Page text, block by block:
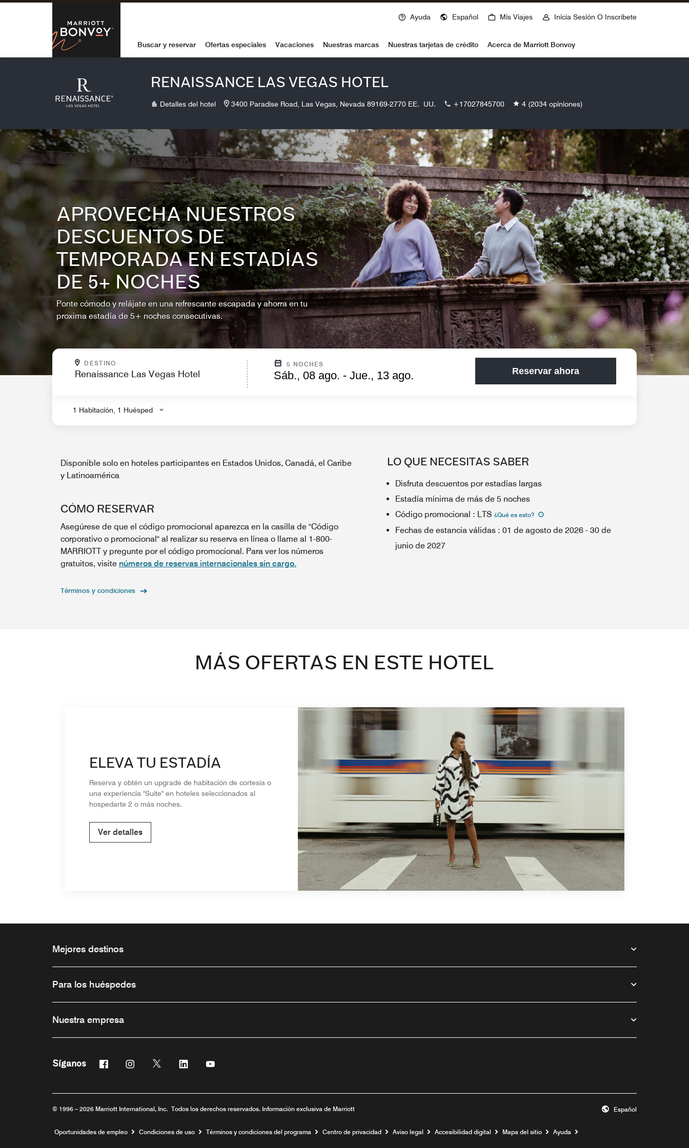
Skip to Content
Marriott Bonvoy
Ayuda Español Mis Viajes Inicia Sesión O Inscríbete
Buscar y reservar Ofertas especiales Vacaciones Nuestras marcas Nuestras tarjetas de crédito Acerca de Marriott Bonvoy
RENAISSANCE LAS VEGAS HOTEL
Detalles del hotel 3400 Paradise Road, Las Vegas, Nevada 89169-2770 EE. UU. +17027845700 4 (2034 opiniones)
APROVECHA NUESTROS
DESCUENTOS DE
TEMPORADA EN ESTADÍAS
DE 5+ NOCHES
Ponte cómodo y relájate en una refrescante escapada y ahorra en tu
proxima estadía de 5+ noches consecutivas.
DESTINO
.
5 NOCHES
Sáb., 08 ago. - Jue., 13 ago.
1 Habitación, 1 Huésped
Reservar ahora
Disponible solo en hoteles participantes en Estados Unidos, Canadá, el Caribe
y Latinoamérica
CÓMO RESERVAR
Asegúrese de que el código promocional aparezca en la casilla de "Código
corporativo o promocional" al realizar su reserva en línea o llame al 1-800-
MARRIOTT y pregunte por el código promocional. Para ver los números
gratuitos, visite números de reservas internacionales sin cargo.
Términos y condiciones
LO QUE NECESITAS SABER
Disfruta descuentos por estadías largas
Estadía mínima de más de 5 noches
Código promocional : LTS ¿Qué es esto?
Fechas de estancia válidas : 01 de agosto de 2026 - 30 de
junio de 2027
MÁS OFERTAS EN ESTE HOTEL
ELEVA TU ESTADÍA
Reserva y obtén un upgrade de habitación de cortesía o
una experiencia "Suite" en hoteles seleccionados al
hospedarte 2 o más noches.
Ver detalles
Mejores destinos
Para los huéspedes
Nuestra empresa
Síganos Facebook
Abre una ventana nueva
Instagram
Abre una ventana nueva
Twitter
Abre una ventana nueva
Linkedin
Abre una ventana nueva
Abre una ventana nueva
© 1996 – 2026 Marriott International, Inc. Todos los derechos reservados. Información exclusiva de Marriott Español
Oportunidades de empleo Abre una ventana nueva
Condiciones de uso Términos y condiciones del programa Centro de privacidad Aviso legal Accesibilidad digital Mapa del sitio Ayuda